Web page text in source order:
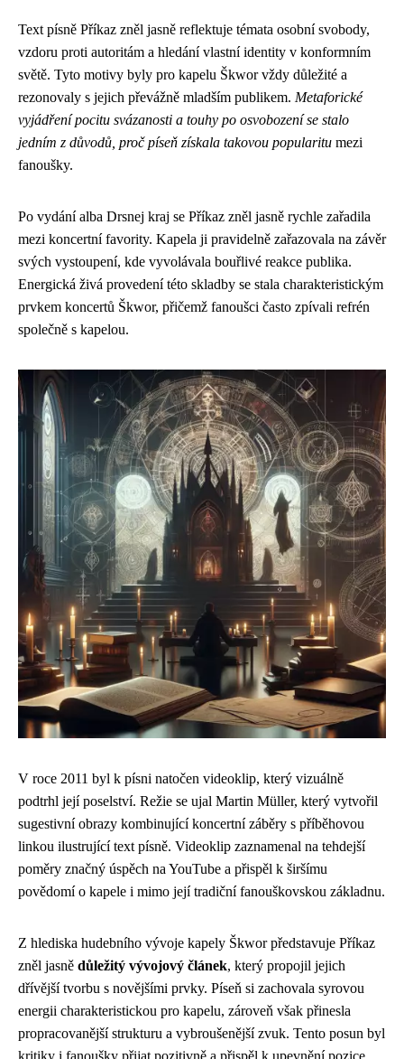
Text písně Příkaz zněl jasně reflektuje témata osobní svobody,
vzdoru proti autoritám a hledání vlastní identity v konformním
světě. Tyto motivy byly pro kapelu Škwor vždy důležité a
rezonovaly s jejich převážně mladším publikem. Metaforické
vyjádření pocitu svázanosti a touhy po osvobození se stalo
jedním z důvodů, proč píseň získala takovou popularitu mezi
fanoušky.
Po vydání alba Drsnej kraj se Příkaz zněl jasně rychle zařadila
mezi koncertní favority. Kapela ji pravidelně zařazovala na závěr
svých vystoupení, kde vyvolávala bouřlivé reakce publika.
Energická živá provedení této skladby se stala charakteristickým
prvkem koncertů Škwor, přičemž fanoušci často zpívali refrén
společně s kapelou.
V roce 2011 byl k písni natočen videoklip, který vizuálně
podtrhl její poselství. Režie se ujal Martin Müller, který vytvořil
sugestivní obrazy kombinující koncertní záběry s příběhovou
linkou ilustrující text písně. Videoklip zaznamenal na tehdejší
poměry značný úspěch na YouTube a přispěl k širšímu
povědomí o kapele i mimo její tradiční fanouškovskou základnu.
Z hlediska hudebního vývoje kapely Škwor představuje Příkaz
zněl jasně důležitý vývojový článek, který propojil jejich
dřívější tvorbu s novějšími prvky. Píseň si zachovala syrovou
energii charakteristickou pro kapelu, zároveň však přinesla
propracovanější strukturu a vybroušenější zvuk. Tento posun byl
kritiky i fanoušky přijat pozitivně a přispěl k upevnění pozice